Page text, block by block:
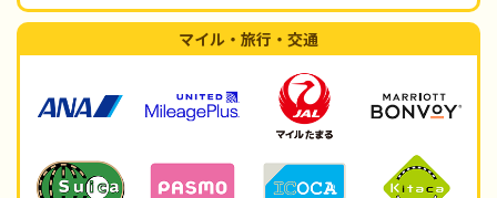
マイル・旅行・交通